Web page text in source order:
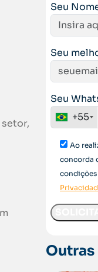
Seu
Seu
Seu
+55
Ao
concorda
condições